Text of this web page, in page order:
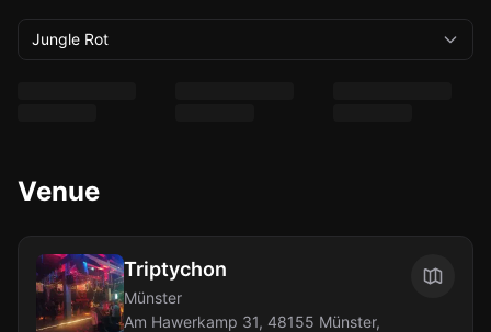
Jungle Rot
Venue
Triptychon
Münster
Am Hawerkamp 31, 48155 Münster,